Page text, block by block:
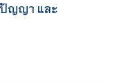
ปัญญา และ